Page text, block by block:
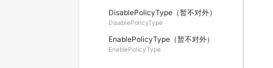
DisablePolicyType（暂不对外）
DisablePolicyType
EnablePolicyType（暂不对外）
EnablePolicyType